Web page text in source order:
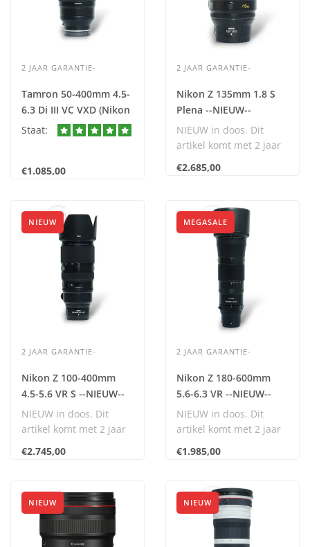
2 JAAR GARANTIE-
Tamron 50-400mm 4.5-
6.3 Di III VC VXD (Nikon
Z) *OPEN BOX* nr.
Staat:
€1.085,00
2 JAAR GARANTIE-
Nikon Z 135mm 1.8 S
Plena --NIEUW--
NIEUW in doos. Dit
artikel komt met 2 jaar
Dit artikel wordt
€2.685,00
NIEUW
2 JAAR GARANTIE-
Nikon Z 100-400mm
4.5-5.6 VR S --NIEUW--
NIEUW in doos. Dit
artikel komt met 2 jaar
Dit artikel wordt
€2.745,00
MEGASALE
2 JAAR GARANTIE-
Nikon Z 180-600mm
5.6-6.3 VR --NIEUW--
NIEUW in doos. Dit
artikel komt met 2 jaar
Dit artikel wordt
€1.985,00
NIEUW NIEUW